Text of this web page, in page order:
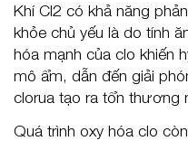
Khí Cl2 có khả năng
khỏe chủ yếu là do tính
hóa mạnh của clo khiến
mô ẩm, dẫn đến giải
clorua tạo ra tổn thương
Quá trình oxy hóa clo